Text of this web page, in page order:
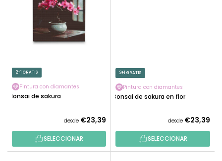
2+1 GRATIS
Pintura con diamantes
Bonsai de sakura
desde €23,39
SELECCIONAR
2+1 GRATIS
Pintura con diamantes
Bonsai de sakura en flor
desde €23,39
SELECCIONAR